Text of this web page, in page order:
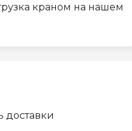
краном на нашем
доставки